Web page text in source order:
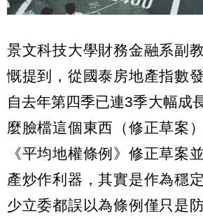
景文科技大學財務金融系副
慨提到，從國泰房地產指數
自去年第四季已連3季大幅成
麼臉檔這個東西（修正草案
《平均地權條例》修正草案
產炒作利器，其實是作為穩
少立委都誤以為條例僅只是